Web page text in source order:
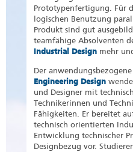
Prototypenfertigung. Für
logischen Benutzung
Produkt sind gut
teamfähige Absolventen
Industrial Design mehr
Der
Engineering Design
und Designer mit
Technikerinnen und
Fähigkeiten. Er bereitet
technisch orientierten
Entwicklung technischer
Designbezug vor.